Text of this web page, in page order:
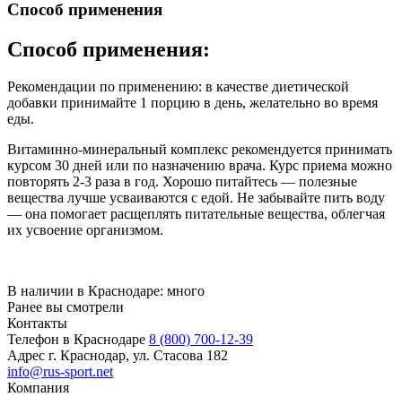
Способ применения
Способ применения:
Рекомендации по применению: в качестве диетической
добавки принимайте 1 порцию в день, желательно во время
еды.
Витаминно-минеральный комплекс рекомендуется принимать
курсом 30 дней или по назначению врача. Курс приема можно
повторять 2-3 раза в год. Хорошо питайтесь — полезные
вещества лучше усваиваются с едой. Не забывайте пить воду
— она помогает расщеплять питательные вещества, облегчая
их усвоение организмом.
В наличии в Краснодаре: много
Ранее вы смотрели
Контакты
Телефон в Краснодаре 8 (800) 700-12-39
Адрес г. Краснодар, ул. Стасова 182
info@rus-sport.net
Компания